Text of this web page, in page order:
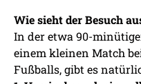
Wie sieht der Besuch
In der etwa 90-
einem kleinen Match
Fußballs, gibt es